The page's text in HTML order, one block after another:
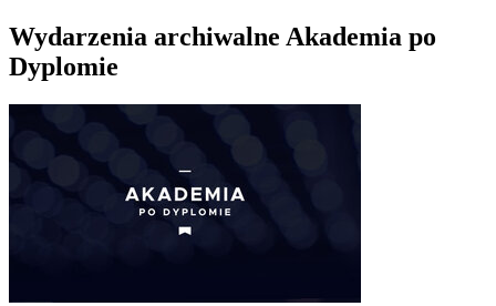
Wydarzenia archiwalne Akademia po
Dyplomie